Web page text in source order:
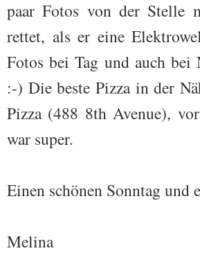
paar Fotos von der Stelle
rettet, als er eine
Fotos bei Tag und auch
:-) Die beste Pizza in der
Pizza (488 8th Avenue),
war super.
Einen schönen Sonntag
Melina